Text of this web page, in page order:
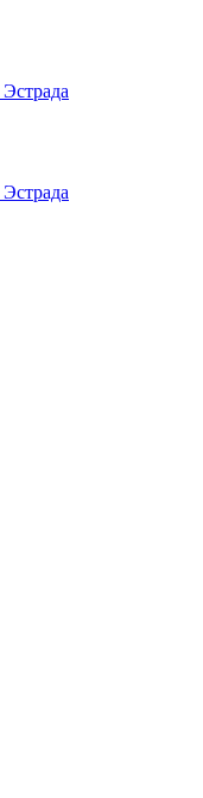
Эстрада
Эстрада